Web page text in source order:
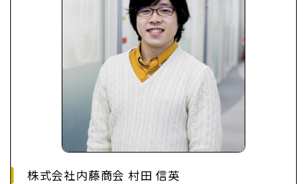
株式会社内藤商会 村田 信英